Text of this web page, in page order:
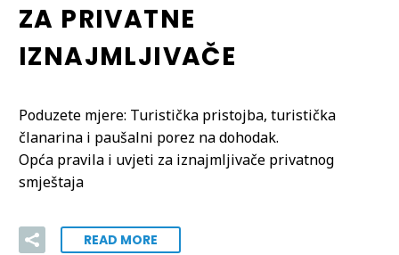
ZA PRIVATNE
IZNAJMLJIVAČE
Poduzete mjere: Turistička pristojba, turistička
članarina i paušalni porez na dohodak.
Opća pravila i uvjeti za iznajmljivače privatnog
smještaja
READ MORE